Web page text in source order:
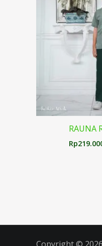
RAUNA
Rp